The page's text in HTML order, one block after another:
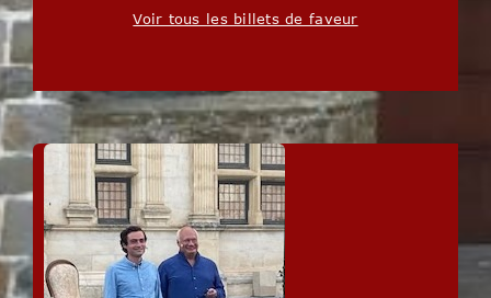
Voir tous les billets de faveur